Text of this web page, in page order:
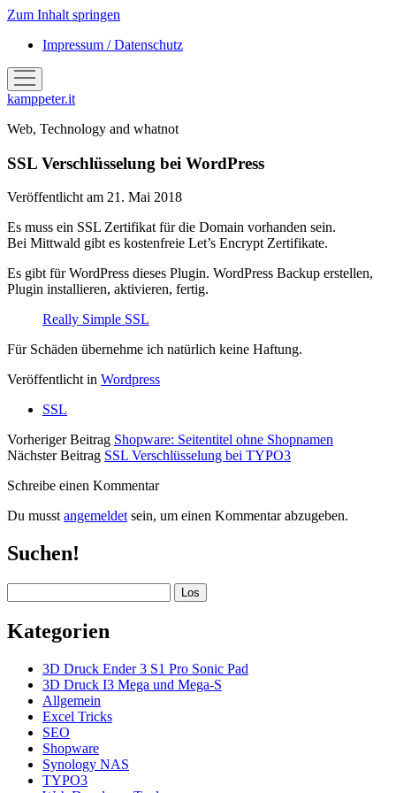
Zum Inhalt springen
Impressum / Datenschutz
Menü
öffnen
kamppeter.it
Web, Technology and whatnot
SSL Verschlüsselung bei WordPress
Veröffentlicht am 21. Mai 2018
Es muss ein SSL Zertifikat für die Domain vorhanden sein.
Bei Mittwald gibt es kostenfreie Let’s Encrypt Zertifikate.
Es gibt für WordPress dieses Plugin. WordPress Backup erstellen,
Plugin installieren, aktivieren, fertig.
Really Simple SSL
Für Schäden übernehme ich natürlich keine Haftung.
Veröffentlicht in Wordpress
SSL
Vorheriger Beitrag Shopware: Seitentitel ohne Shopnamen
Nächster Beitrag SSL Verschlüsselung bei TYPO3
Schreibe einen Kommentar
Du musstangemeldetsein, um einen Kommentar abzugeben.
Sidebar
Suchen!
Kategorien
3D Druck Ender 3 S1 Pro Sonic Pad
3D Druck I3 Mega und Mega-S
Allgemein
Excel Tricks
SEO
Shopware
Synology NAS
TYPO3